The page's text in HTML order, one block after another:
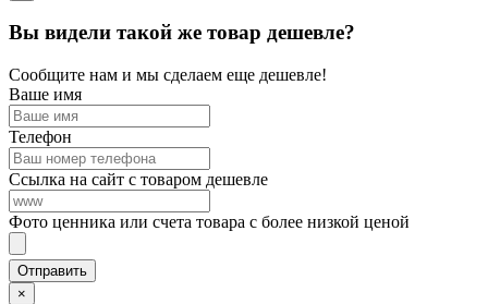
Вы видели такой же товар дешевле?
Сообщите нам и мы сделаем еще дешевле!
Ваше имя
Телефон
Ссылка на сайт с товаром дешевле
Фото ценника или счета товара с более низкой ценой
×